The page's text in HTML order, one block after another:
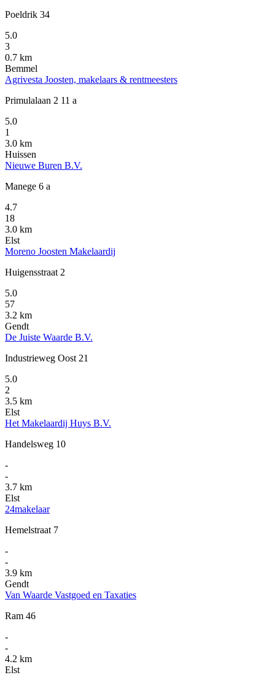
Poeldrik 34
5.0
3
0.7 km
Bemmel
Agrivesta Joosten, makelaars & rentmeesters
Primulalaan 2 11 a
5.0
1
3.0 km
Huissen
Nieuwe Buren B.V.
Manege 6 a
4.7
18
3.0 km
Elst
Moreno Joosten Makelaardij
Huigensstraat 2
5.0
57
3.2 km
Gendt
De Juiste Waarde B.V.
Industrieweg Oost 21
5.0
2
3.5 km
Elst
Het Makelaardij Huys B.V.
Handelsweg 10
-
-
3.7 km
Elst
24makelaar
Hemelstraat 7
-
-
3.9 km
Gendt
Van Waarde Vastgoed en Taxaties
Ram 46
-
-
4.2 km
Elst